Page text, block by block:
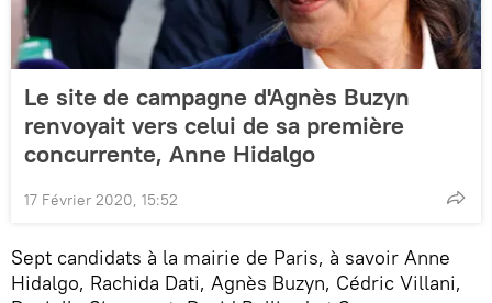
Le site de campagne d'Agnès Buzyn
renvoyait vers celui de sa première
concurrente, Anne Hidalgo
17 Février 2020, 15:52
Sept candidats à la mairie de Paris, à savoir Anne
Hidalgo, Rachida Dati, Agnès Buzyn, Cédric Villani,